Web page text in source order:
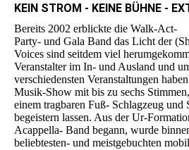
KEIN STROM - KEINE BÜHNE -
Bereits 2002 erblickte die Walk-Act-
Party- und Gala Band das Licht der
Voices sind seitdem viel
Veranstalter im In- und Ausland und
verschiedensten Veranstaltungen
Musik-Show mit bis zu sechs
einem tragbaren Fuß- Schlagzeug
begeistern lassen. Aus der Ur-
Acappella- Band begann, wurde
beliebtesten- und meistgebuchten